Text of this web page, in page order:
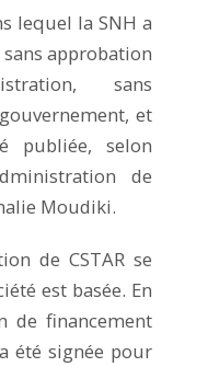
lequel la SNH a
approbation
sans
et
publiée, selon
de
Moudiki.
de CSTAR se
est basée. En
de financement
été signée pour